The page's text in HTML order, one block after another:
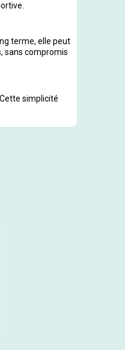
terme, elle peut
sans compromis
simplicité